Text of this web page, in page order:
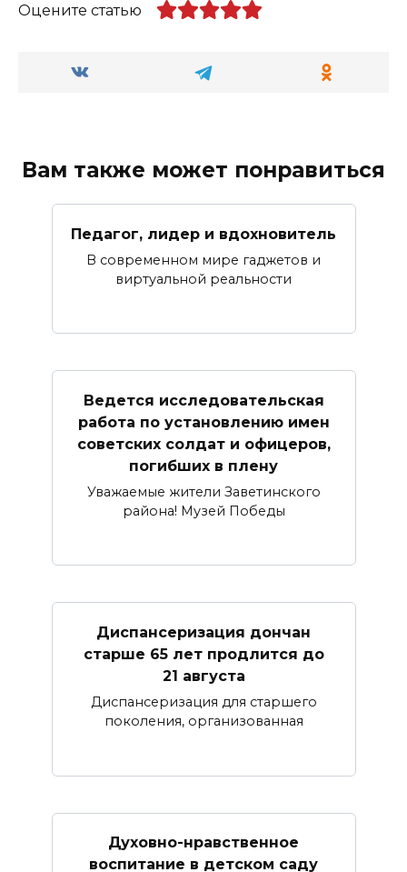
Оцените статью
Вам также может понравиться
Педагог, лидер и вдохновитель
В современном мире гаджетов и
виртуальной реальности
Ведется исследовательская
работа по установлению имен
советских солдат и офицеров,
погибших в плену
Уважаемые жители Заветинского
района! Музей Победы
Диспансеризация дончан
старше 65 лет продлится до
21 августа
Диспансеризация для старшего
поколения, организованная
Духовно-нравственное
воспитание в детском саду